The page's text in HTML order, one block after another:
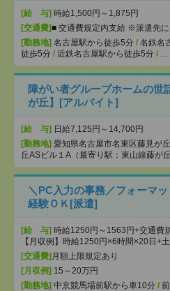
[給 与] 時給1,500円～1,875円
[交通費]■ 交通費規定内支給 ※派遣先に
[勤務地] 名古屋駅から徒歩5分 / 名鉄名
徒歩5分 / 近鉄名古屋駅から徒歩5分 / …
障がい者グループホームの世
が丘】[アルバイト]
[給 与] 日給7,125円～14,700円
[勤務地] 愛知県名古屋市名東区藤見が
丘ASビル１A（最寄り駅：東山線藤が丘
＼PC入力の事務／フォーマ
経験ＯＫ[派遣]
[給 与] 時給1250円～1563円+交通費
【月収例】時給1250円×6時間×20日+
[交通費] 月額上限規定あり
[月収例] 15～20万円
[勤務地] 中京競馬場前駅から車10分 /